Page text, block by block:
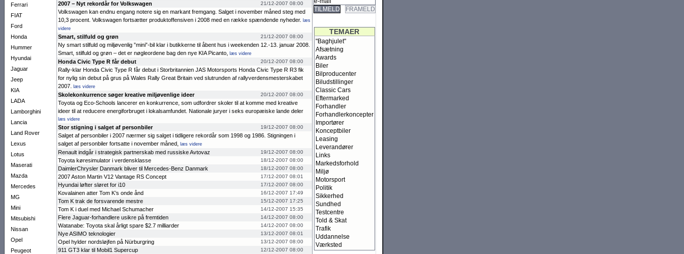
Ferrari
FIAT
Ford
Honda
Hummer
Hyundai
Jaguar
Jeep
KIA
LADA
Lamborghini
Lancia
Land Rover
Lexus
Lotus
Maserati
Mazda
Mercedes
MG
Mini
Mitsubishi
Nissan
Opel
Peugeot
2007 – Nyt rekordår for Volkswagen 21/12-2007 08:00
Volkswagen kan endnu engang no­tere sig en markant fremgang. Salget i november måned steg med
10,3 pro­cent. Volkswa­gen fort­sætter pro­dukt­offen­siven i 2008 med en ræk­ke spæn­dende ny­he­der.
læs
videre
Smart, stilfuld og grøn 21/12-2007 08:00
Ny smart stilfuld og miljøvenlig ”mini”-bil klar i bu­tik­kerne til åbent hus i weeken­den 12.-13. januar 2008.
Smart, stilfuld og grøn – det er nøgle­ordene bag den nye KIA Pican­to,
læs videre
Honda Civic Type R får debut 20/12-2007 08:00
Rally-klar Honda Civic Type R får debut i Stor­britan­nien JAS Motorsports Honda Civic Type R R3 fik
for nylig sin debut på grus på Wales Rally Great Britain ved slutrunden af rallyverdensme­ster­ska­bet
2007.
læs videre
Skolekonkurrence søger kreative miljøvenlige ideer 20/12-2007 08:00
Toyota og Eco-Schools lancerer en konkur­rence, som udfor­drer sko­ler til at komme med kreative
ideer til at re­ducere energifor­bruget i lokal­sam­fundet. Natio­nale juryer i seks euro­pæ­iske lande deler
læs videre
Stor stigning i salget af personbiler 19/12-2007 08:00
Salget af per­son­biler i 2007 nær­mer sig sal­get i tidligere rekord­år som 1998 og 1986. Stig­nin­gen i
salget af per­son­biler fortsatte i november måned,
læs videre
Renault indgår i strategisk partnerskab med russiske Avtovaz 19/12-2007 08:00
Toyota køresi­mu­lator i ver­dens­klasse 18/12-2007 08:00
DaimlerChrysler Danmark bliver til Mercedes-Benz Danmark 18/12-2007 08:00
2007 Aston Mar­tin V12 Vantage RS Concept 17/12-2007 08:01
Hyundai løfter sløret for i10 17/12-2007 08:00
Kovalainen atter Tom K’s onde ånd 16/12-2007 17:49
Tom K trak de forsvarende mestre 15/12-2007 17:25
Tom K i duel med Michael Schumacher 14/12-2007 15:35
Flere Jaguar-forhandlere usikre på fremtiden 14/12-2007 08:00
Watanabe: Toyota skal årligt spare $2.7 milliarder 14/12-2007 08:00
Nye ASIMO teknologier 13/12-2007 08:01
Opel hylder nordsløjfen på Nürburgring 13/12-2007 08:00
911 GT3 klar til Mobil1 Supercup 12/12-2007 08:00
TILMELD FRAMELD
TEMAER
"Baghjulet"
Afsætning
Awards
Biler
Bilproducenter
Biludstillinger
Classic Cars
Eftermarked
Forhandler
Forhandlerkoncepter
Importører
Konceptbiler
Leasing
Leverandører
Links
Markedsforhold
Miljø
Motorsport
Politik
Sikkerhed
Sundhed
Testcentre
Told & Skat
Trafik
Uddannelse
Værksted